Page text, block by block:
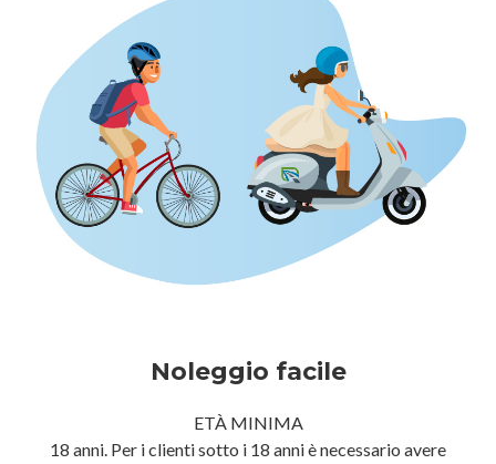
Noleggio facile
ETÀ MINIMA
18 anni. Per i clienti sotto i 18 anni è necessario avere